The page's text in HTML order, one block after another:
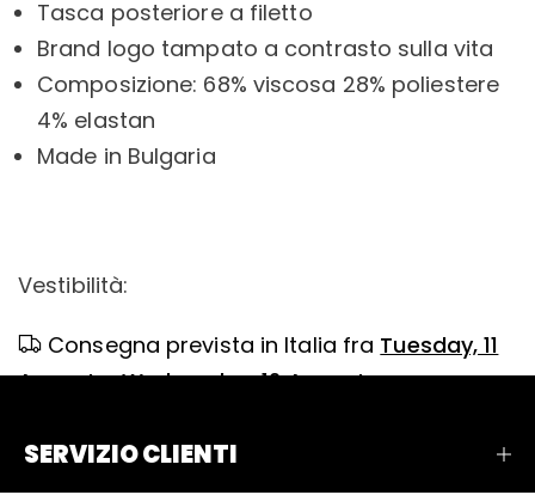
Tasca posteriore a filetto
Brand logo tampato a contrasto sulla vita
Composizione: 68% viscosa 28% poliestere
4% elastan
Made in Bulgaria
Vestibilità:
Consegna prevista in Italia fra Tuesday, 11
AugusteWednesday, 12 August
SERVIZIO CLIENTI